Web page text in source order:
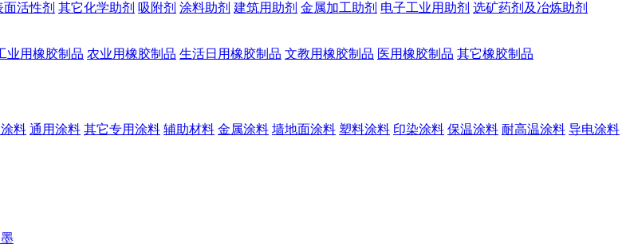
面活性剂 其它化学助剂 吸附剂 涂料助剂 建筑用助剂 金属加工助剂 电子工业用助剂 选矿药剂及冶炼助剂
业用橡胶制品 农业用橡胶制品 生活日用橡胶制品 文教用橡胶制品 医用橡胶制品 其它橡胶制品
料 通用涂料 其它专用涂料 辅助材料 金属涂料 墙地面涂料 塑料涂料 印染涂料 保温涂料 耐高温涂料 导电涂料